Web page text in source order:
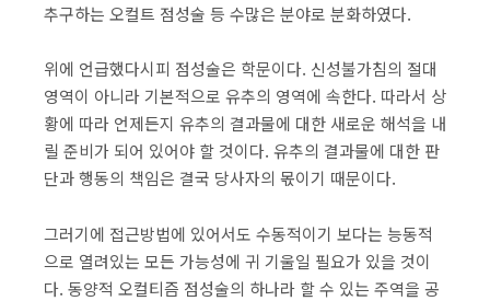
추구하는 오컬트 점성술 등 수많은 분야로 분화하였다.
위에 언급했다시피 점성술은 학문이다. 신성불가침의 절대
영역이 아니라 기본적으로 유추의 영역에 속한다. 따라서 상
황에 따라 언제든지 유추의 결과물에 대한 새로운 해석을 내
릴 준비가 되어 있어야 할 것이다. 유추의 결과물에 대한 판
단과 행동의 책임은 결국 당사자의 몫이기 때문이다.
그러기에 접근방법에 있어서도 수동적이기 보다는 능동적
으로 열려있는 모든 가능성에 귀 기울일 필요가 있을 것이
다. 동양적 오컬티즘 점성술의 하나라 할 수 있는 주역을 공